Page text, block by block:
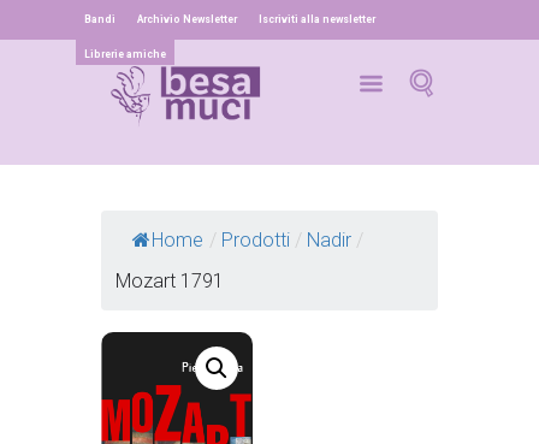
Bandi Archivio Newsletter Iscriviti alla newsletter
Librerie amiche
Home / Prodotti / Nadir /
Mozart 1791